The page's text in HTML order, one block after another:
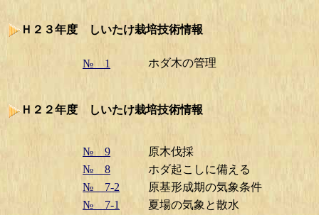
Ｈ２３年度 しいたけ栽培技術情報
№ 1 ホダ木の管理
Ｈ２２年度 しいたけ栽培技術情報
№ 9
原木伐採
№ 8
ホダ起こしに備える
№ 7‐2
原基形成期の気象条件
№ 7‐1
夏場の気象と散水